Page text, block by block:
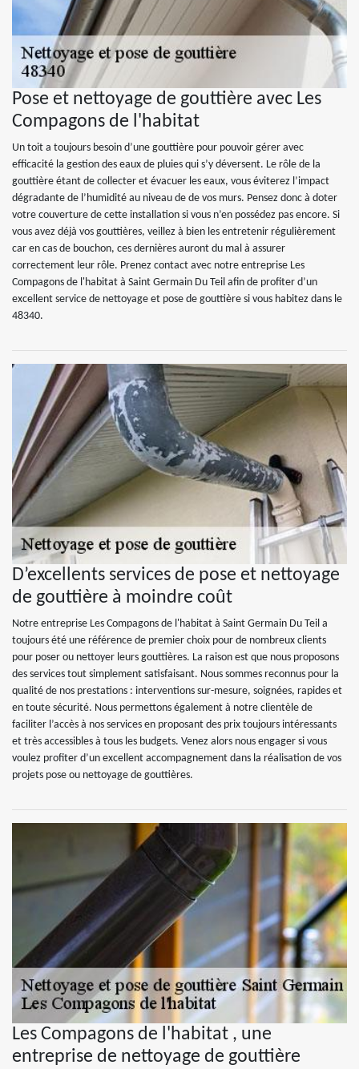
Pose et nettoyage de gouttière avec Les
Compagons de l'habitat
Un toit a toujours besoin d’une gouttière pour pouvoir gérer avec
efficacité la gestion des eaux de pluies qui s’y déversent. Le rôle de la
gouttière étant de collecter et évacuer les eaux, vous éviterez l’impact
dégradante de l’humidité au niveau de de vos murs. Pensez donc à doter
votre couverture de cette installation si vous n’en possédez pas encore. Si
vous avez déjà vos gouttières, veillez à bien les entretenir régulièrement
car en cas de bouchon, ces dernières auront du mal à assurer
correctement leur rôle. Prenez contact avec notre entreprise Les
Compagons de l'habitat à Saint Germain Du Teil afin de profiter d’un
excellent service de nettoyage et pose de gouttière si vous habitez dans le
48340.
D’excellents services de pose et nettoyage
de gouttière à moindre coût
Notre entreprise Les Compagons de l'habitat à Saint Germain Du Teil a
toujours été une référence de premier choix pour de nombreux clients
pour poser ou nettoyer leurs gouttières. La raison est que nous proposons
des services tout simplement satisfaisant. Nous sommes reconnus pour la
qualité de nos prestations : interventions sur-mesure, soignées, rapides et
en toute sécurité. Nous permettons également à notre clientèle de
faciliter l’accès à nos services en proposant des prix toujours intéressants
et très accessibles à tous les budgets. Venez alors nous engager si vous
voulez profiter d’un excellent accompagnement dans la réalisation de vos
projets pose ou nettoyage de gouttières.
Les Compagons de l'habitat , une
entreprise de nettoyage de gouttière